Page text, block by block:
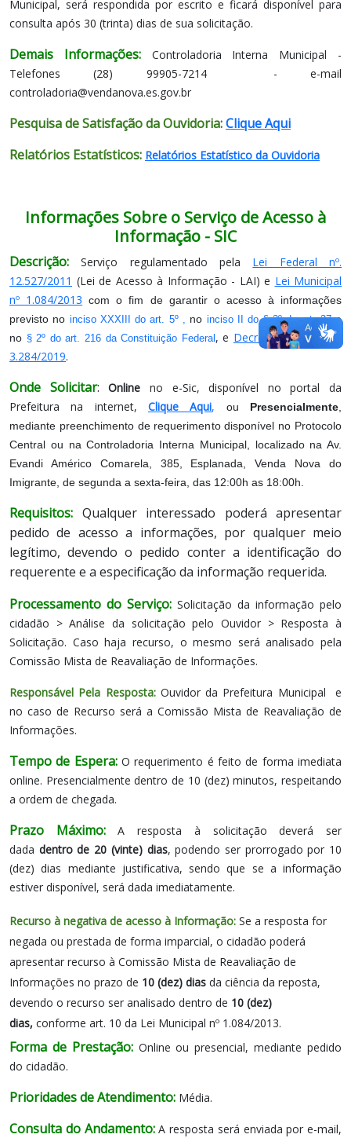
Municipal, será respondida por escrito e ficará disponível para
consulta após 30 (trinta) dias de sua solicitação.
Demais Informações: Controladoria Interna Municipal -
Telefones (28) 99905-7214 - e-mail
controladoria@vendanova.es.gov.br
Pesquisa de Satisfação da Ouvidoria:Clique Aqui
Relatórios Estatísticos: Relatórios Estatístico da Ouvidoria
Informações Sobre o Serviço de Acesso à
Informação - SIC
Descrição: Serviço regulamentado pela Lei Federal nº.
12.527/2011 (Lei de Acesso à Informação - LAI) e Lei Municipal
nº 1.084/2013 com o fim de garantir o acesso à informações
previsto no inciso XXXIII do art. 5º , no inciso II do § 3º do art. 37e
no § 2º do art. 216 da Constituição Federal, e Decreto Municipal nº
3.284/2019.
Onde Solicitar:Online no e-Sic, disponível no portal da
Prefeitura na internet, Clique Aqui, ou Presencialmente
mediante preenchimento de requerimento disponível no Protocolo
Central ou na Controladoria Interna Municipal, localizado na Av.
Evandi Américo Comarela, 385, Esplanada, Venda Nova do
Imigrante, de segunda a sexta-feira, das 12:00h as 18:00h.
Requisitos: Qualquer interessado poderá apresentar
pedido de acesso a informações, por qualquer meio
legítimo, devendo o pedido conter a identificação do
requerente e a especificação da informação requerida.
Processamento do Serviço: Solicitação da informação pelo
cidadão > Análise da solicitação pelo Ouvidor > Resposta à
Solicitação. Caso haja recurso, o mesmo será analisado pela
Comissão Mista de Reavaliação de Informações.
Responsável Pela Resposta:Ouvidor da Prefeitura Municipal e
no caso de Recurso será a Comissão Mista de Reavaliação de
Informações.
Tempo de Espera: O requerimento é feito de forma imediata
online. Presencialmente dentro de 10 (dez) minutos, respeitando
a ordem de chegada.
Prazo Máximo:A resposta à solicitação deverá ser
dada dentro de 20 (vinte) dias, podendo ser prorrogado por 10
(dez) dias mediante justificativa, sendo que se a informação
estiver disponível, será dada imediatamente.
Recurso à negativa de acesso à Informação: Se a resposta for
negada ou prestada de forma imparcial, o cidadão poderá
apresentar recurso à Comissão Mista de Reavaliação de
Informações no prazo de 10 (dez) dias da ciência da reposta,
devendo o recurso ser analisado dentro de 10 (dez)
dias, conforme art. 10 da Lei Municipal nº 1.084/2013.
Forma de Prestação: Online ou presencial, mediante pedido
do cidadão.
Prioridades de Atendimento: Média.
Consulta do Andamento:A resposta será enviada por e-mail,